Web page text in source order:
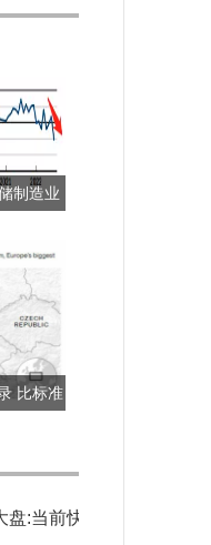
制造业
比标准
:当前快播